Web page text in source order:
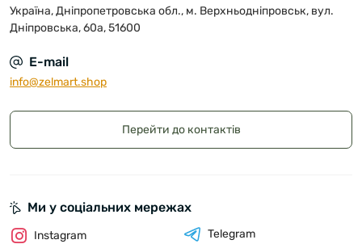
Україна, Дніпропетровська обл., м. Верхньодніпровськ, вул.
Дніпровська, 60а, 51600
E-mail
info@zelmart.shop
Перейти до контактів
Ми у соціальних мережах
Instagram
Telegram